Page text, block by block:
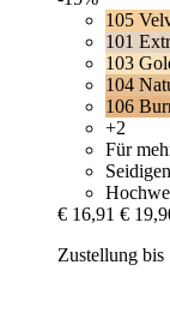
105
101
103
104
106
+2
Für
€ 16,91 €
Zustellung bis